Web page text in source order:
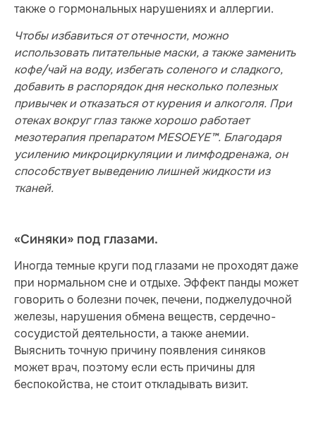
также о гормональных нарушениях и аллергии.
Чтобы избавиться от отечности, можно
использовать питательные маски, а также заменить
кофе/чай на воду, избегать соленого и сладкого,
добавить в распорядок дня несколько полезных
привычек и отказаться от курения и алкоголя. При
отеках вокруг глаз также хорошо работает
мезотерапия препаратом MESOEYE™. Благодаря
усилению микроциркуляции и лимфодренажа, он
способствует выведению лишней жидкости из
тканей.
«Синяки» под глазами.
Иногда темные круги под глазами не проходят даже
при нормальном сне и отдыхе. Эффект панды может
говорить о болезни почек, печени, поджелудочной
железы, нарушения обмена веществ, сердечно-
сосудистой деятельности, а также анемии.
Выяснить точную причину появления синяков
может врач, поэтому если есть причины для
беспокойства, не стоит откладывать визит.